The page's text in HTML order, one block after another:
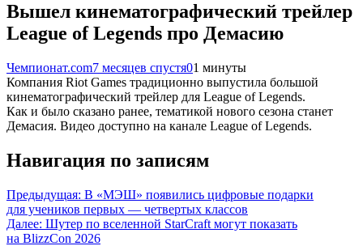
Вышел кинематографический трейлер
League of Legends про Демасию
Чемпионат.com7 месяцев спустя01 минуты
Компания Riot Games традиционно выпустила большой
кинематографический трейлер для League of Legends.
Как и было сказано ранее, тематикой нового сезона станет
Демасия. Видео доступно на канале League of Legends.
Навигация по записям
Предыдущая: В «МЭШ» появились цифровые подарки
для учеников первых — четвертых классов
Далее: Шутер по вселенной StarCraft могут показать
на BlizzCon 2026